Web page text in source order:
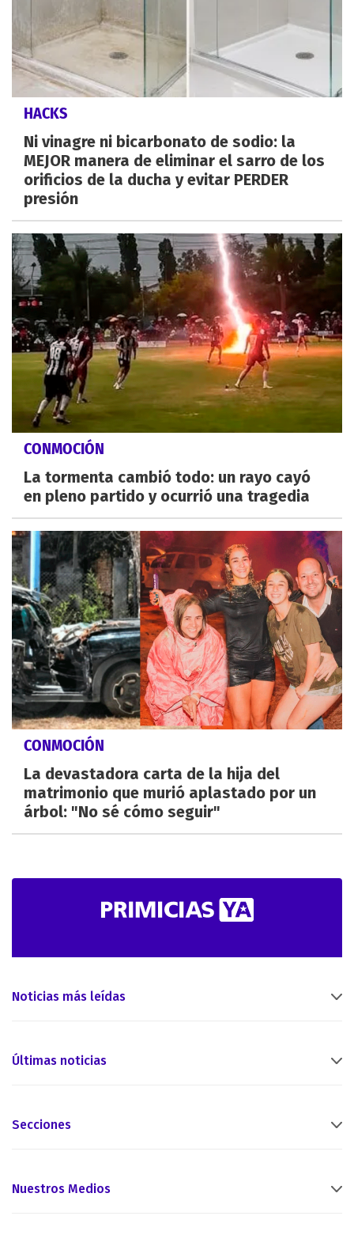
HACKS
Ni vinagre ni bicarbonato de sodio: la
MEJOR manera de eliminar el sarro de los
orificios de la ducha y evitar PERDER
presión
CONMOCIÓN
La tormenta cambió todo: un rayo cayó
en pleno partido y ocurrió una tragedia
CONMOCIÓN
La devastadora carta de la hija del
matrimonio que murió aplastado por un
árbol: "No sé cómo seguir"
Noticias más leídas
Últimas noticias
Secciones
Nuestros Medios